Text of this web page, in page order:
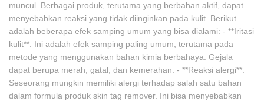
muncul. Berbagai produk, terutama yang berbahan aktif, dapat
menyebabkan reaksi yang tidak diinginkan pada kulit. Berikut
adalah beberapa efek samping umum yang bisa dialami: - **Iritasi
kulit**: Ini adalah efek samping paling umum, terutama pada
metode yang menggunakan bahan kimia berbahaya. Gejala
dapat berupa merah, gatal, dan kemerahan. - **Reaksi alergi**:
Seseorang mungkin memiliki alergi terhadap salah satu bahan
dalam formula produk skin tag remover. Ini bisa menyebabkan